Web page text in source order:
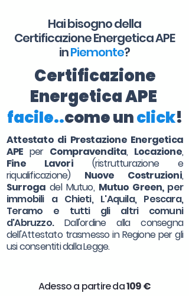
Hai bisogno della
Certificazione Energetica APE
inPiemonte?
Certificazione
Energetica APE
facile..come unclick!
Attestato di Prestazione Energetica
APE per Compravendita, Locazione,
Fine Lavori(ristrutturazione e
riqualificazione) Nuove Costruzioni,
Surroga del Mutuo, Mutuo Green, per
immobili a Chieti, L'Aquila, Pescara,
Teramo e tutti gli altri comuni
d'Abruzzo.Dall'ordine alla consegna
dell'Attestato trasmesso in Regione per gli
usi consentiti dalla Legge.
Adesso a partire da109 €